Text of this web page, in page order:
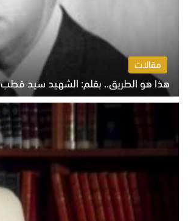
مقالات
هذا هو الطريق.. بقلم: الشهيد سيد قطب
الخميس 6 أغسطس 2026 10:52 ص